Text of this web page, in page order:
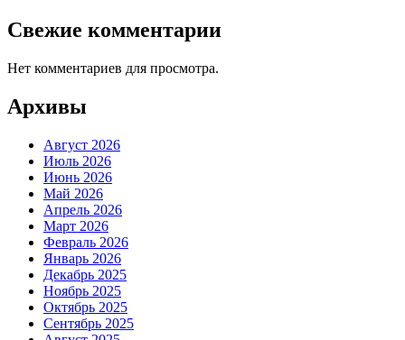
Свежие комментарии
Нет комментариев для просмотра.
Архивы
Август 2026
Июль 2026
Июнь 2026
Май 2026
Апрель 2026
Март 2026
Февраль 2026
Январь 2026
Декабрь 2025
Ноябрь 2025
Октябрь 2025
Сентябрь 2025